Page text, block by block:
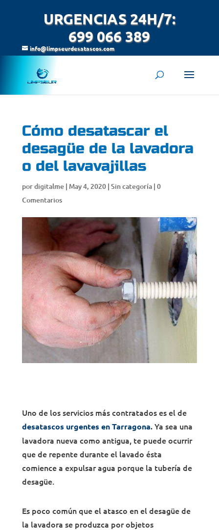
URGENCIAS 24H/7:
699 066 389
info@limpseurdesatascos.com
Cómo desatascar el
desagüe de la lavadora
o del lavavajillas
pordigitalme| May 4, 2020| Sin categoría| 0
Comentarios
Uno de los servicios más contratados es el de
desatascos urgentes en Tarragona.Ya sea una
lavadora nueva como antigua, te puede ocurrir
que de repente durante el lavado ésta
comience a expulsar agua porque la tubería de
desagüe.
Es poco común que el atasco en el desagüe de
la lavadora se produzca por objetos